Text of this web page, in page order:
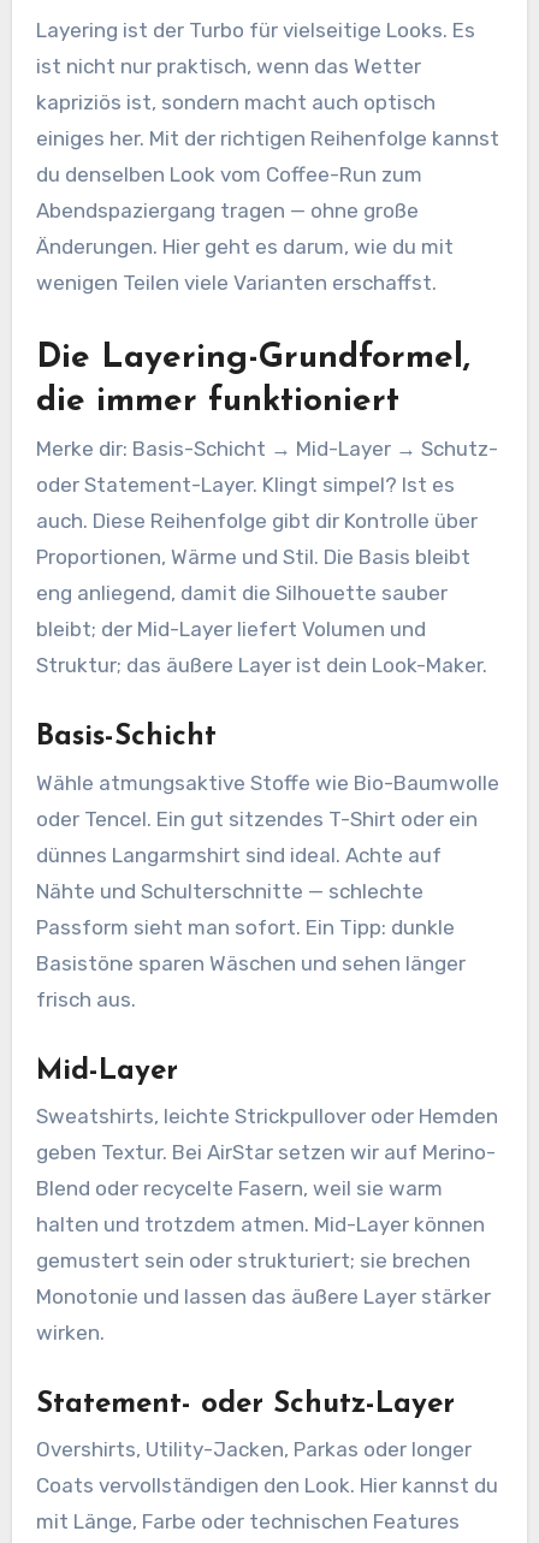
Layering ist der Turbo für vielseitige Looks. Es
ist nicht nur praktisch, wenn das Wetter
kapriziös ist, sondern macht auch optisch
einiges her. Mit der richtigen Reihenfolge kannst
du denselben Look vom Coffee-Run zum
Abendspaziergang tragen — ohne große
Änderungen. Hier geht es darum, wie du mit
wenigen Teilen viele Varianten erschaffst.
Die Layering-Grundformel,
die immer funktioniert
Merke dir: Basis-Schicht → Mid-Layer → Schutz-
oder Statement-Layer. Klingt simpel? Ist es
auch. Diese Reihenfolge gibt dir Kontrolle über
Proportionen, Wärme und Stil. Die Basis bleibt
eng anliegend, damit die Silhouette sauber
bleibt; der Mid-Layer liefert Volumen und
Struktur; das äußere Layer ist dein Look-Maker.
Basis-Schicht
Wähle atmungsaktive Stoffe wie Bio-Baumwolle
oder Tencel. Ein gut sitzendes T-Shirt oder ein
dünnes Langarmshirt sind ideal. Achte auf
Nähte und Schulterschnitte — schlechte
Passform sieht man sofort. Ein Tipp: dunkle
Basistöne sparen Wäschen und sehen länger
frisch aus.
Mid-Layer
Sweatshirts, leichte Strickpullover oder Hemden
geben Textur. Bei AirStar setzen wir auf Merino-
Blend oder recycelte Fasern, weil sie warm
halten und trotzdem atmen. Mid-Layer können
gemustert sein oder strukturiert; sie brechen
Monotonie und lassen das äußere Layer stärker
wirken.
Statement- oder Schutz-Layer
Overshirts, Utility-Jacken, Parkas oder longer
Coats vervollständigen den Look. Hier kannst du
mit Länge, Farbe oder technischen Features